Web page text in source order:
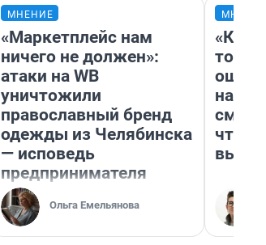
МНЕНИЕ
«Маркетплейс нам
ничего не должен»:
атаки на WB
уничтожили
православный бренд
одежды из Челябинска
— исповедь
предпринимателя
Ольга Емельянова
то